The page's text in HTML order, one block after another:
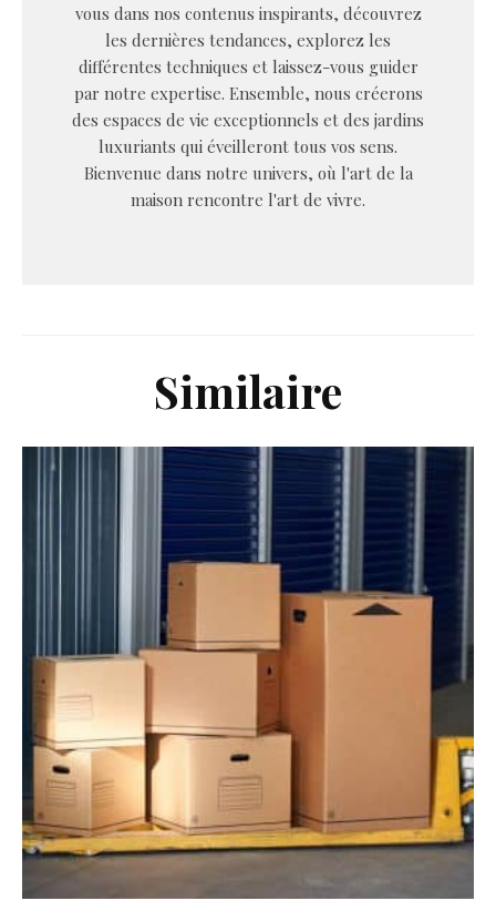
vous dans nos contenus inspirants, découvrez
les dernières tendances, explorez les
différentes techniques et laissez-vous guider
par notre expertise. Ensemble, nous créerons
des espaces de vie exceptionnels et des jardins
luxuriants qui éveilleront tous vos sens.
Bienvenue dans notre univers, où l'art de la
maison rencontre l'art de vivre.
Similaire